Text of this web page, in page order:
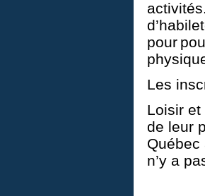
pour
Les
Loisir
de leur
Québec
n’y a